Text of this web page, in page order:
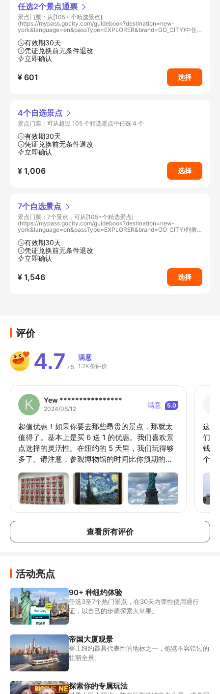
任选2个景点通票
景点门票：从[105+ 个精选景点]
(https://mypass.gocity.com/guidebook?destination=new-
york&language=en&passType=EXPLORER&brand=GO_CITY)中任
有效期30天
凭证兑换前无条件退改
立即确认
¥ 601 选择
4个自选景点
景点门票：可从超过 105 个精选景点中任选 4 个
有效期30天
凭证兑换前无条件退改
立即确认
¥ 1,006 选择
7个自选景点
景点门票：7个景点，可从[105+个精选景点]
(https://mypass.gocity.com/guidebook?destination=new-
york&language=en&passType=EXPLORER&brand=GO_CITY)列表
有效期30天
凭证兑换前无条件退改
立即确认
¥ 1,546 选择
评价
4.7 / 5
满意
1.2K条评价
Yew ****************
2024/06/12 满意 5.0
超值优惠！如果你要去那些昂贵的景点，那就太
值得了。基本上是买 6 送 1 的优惠。我们喜欢景
点选择的灵活性。在纽约的 5 天里，我们玩得够
多了。请注意，参观博物馆的时间比你预期的要
厦、杜莎夫人蜡像馆、美国自然历史博物馆、自
由号邮轮、Spyscape、勇敢号和纽约现代艺术博
物馆 :) 很遗憾错过了洋基队的比赛，但这取决于
你的运气和纽约的日期，因为他们有限制日期。
这些
们时
钱（
个成
查看所有评价
活动亮点
90+ 种纽约体验
任选3至7个热门景点，在30天内弹性使用通行
证，以自己的步调探索大苹果。
帝国大厦观景
登上纽约最具代表性的地标之一，饱览不容错过的
壮丽全景。
探索你的专属玩法